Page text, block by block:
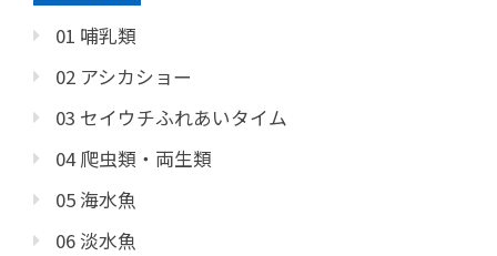
01 哺乳類
02 アシカショー
03 セイウチふれあいタイム
04 爬虫類・両生類
05 海水魚
06 淡水魚